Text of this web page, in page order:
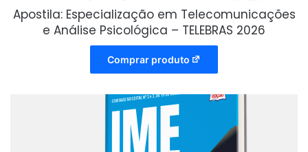
Apostila: Especialização em Telecomunicações
e Análise Psicológica – TELEBRAS 2026
Comprar produto